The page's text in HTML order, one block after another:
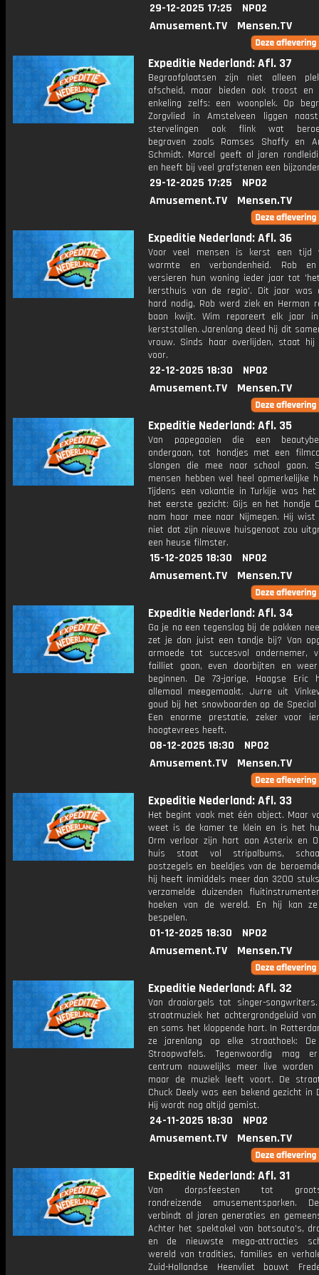
29-12-2025 17:25
NPO2
Amusement.TV
Mensen.TV
Expeditie Nederland: Afl. 37
Begraafplaatsen zijn niet alleen
afscheid, maar bieden ook troost en
enkeling zelfs: een woonplek. Op
Zorgvlied in Amstelveen liggen
stervelingen ook flink wat
begraven zoals Ramses Shaffy en
Schmidt. Marcel geeft al jaren
en heeft bij veel grafstenen een
29-12-2025 17:25
NPO2
Amusement.TV
Mensen.TV
Expeditie Nederland: Afl. 36
Voor veel mensen is kerst een tijd
warmte en verbondenheid. Rob
versieren hun woning ieder jaar tot
kersthuis van de regio'. Dit jaar was
hard nodig, Rob werd ziek en Herman
baan kwijt. Wim repareert elk jaar
kerststallen. Jarenlang deed hij dit
vrouw. Sinds haar overlijden, staat
voor.
22-12-2025 18:30
NPO2
Amusement.TV
Mensen.TV
Expeditie Nederland: Afl. 35
Van papegaaien die een
ondergaan, tot hondjes met een
slangen die mee naar school gaan.
mensen hebben wel heel opmerkelijke
Tijdens een vakantie in Turkije was
het eerste gezicht: Gijs en het hondje
nam haar mee naar Nijmegen. Hij
niet dat zijn nieuwe huisgenoot zou
een heuse filmster.
15-12-2025 18:30
NPO2
Amusement.TV
Mensen.TV
Expeditie Nederland: Afl. 34
Ga je na een tegenslag bij de pakken
zet je dan juist een tandje bij? Van
armoede tot succesvol ondernemer,
failliet gaan, even doorbijten en
beginnen. De 73-jarige, Haagse Eric
allemaal meegemaakt. Jurre uit
goud bij het snowboarden op de Special
Een enorme prestatie, zeker voor
hoogtevrees heeft.
08-12-2025 18:30
NPO2
Amusement.TV
Mensen.TV
Expeditie Nederland: Afl. 33
Het begint vaak met één object. Maar
weet is de kamer te klein en is het
Orm verloor zijn hart aan Asterix en
huis staat vol stripalbums,
postzegels en beeldjes van de
hij heeft inmiddels meer dan 3200
verzamelde duizenden
hoeken van de wereld. En hij kan
bespelen.
01-12-2025 18:30
NPO2
Amusement.TV
Mensen.TV
Expeditie Nederland: Afl. 32
Van draaiorgels tot singer-
straatmuziek het achtergrondgeluid
en soms het kloppende hart. In
ze jarenlang op elke straathoek: De
Stroopwafels. Tegenwoordig mag
centrum nauwelijks meer live worden
maar de muziek leeft voort. De
Chuck Deely was een bekend gezicht in
Hij wordt nog altijd gemist.
24-11-2025 18:30
NPO2
Amusement.TV
Mensen.TV
Expeditie Nederland: Afl. 31
Van dorpsfeesten tot
rondreizende amusementsparken.
verbindt al jaren generaties en
Achter het spektakel van botsauto's,
en de nieuwste mega-attracties
wereld van tradities, families en
Zuid-Hollandse Heenvliet bouwt